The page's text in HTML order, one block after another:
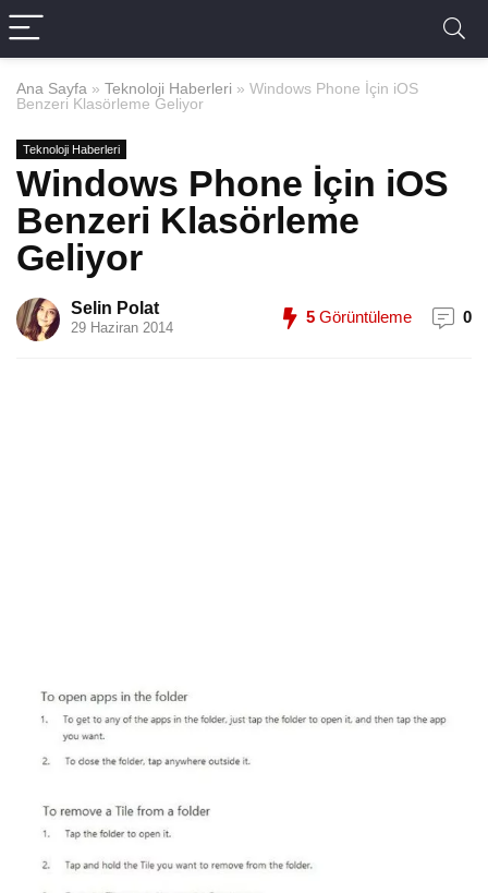
Ana Sayfa » Teknoloji Haberleri » Windows Phone İçin iOS
Benzeri Klasörleme Geliyor
Teknoloji Haberleri
Windows Phone İçin iOS
Benzeri Klasörleme
Geliyor
Selin Polat
29 Haziran 2014
5 Görüntüleme 0